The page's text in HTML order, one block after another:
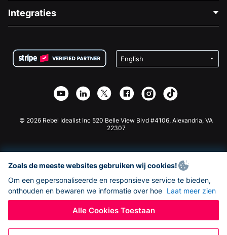
Vacatures
Privacy
Affiliate Partnerschap
Medische Fondsenwerving
Goede Doelen Fondsenwerving
Integraties
Wix Donatie Plugin
Webflow Donatie App
Joomla Donatie
© 2026 Rebel Idealist Inc 520 Belle View Blvd #4106, Alexandria, VA
22307
Zoals de meeste websites gebruiken wij cookies!
Om een gepersonaliseerde en responsieve service te bieden,
onthouden en bewaren we informatie over hoe Laat meer zien
Alle Cookies Toestaan